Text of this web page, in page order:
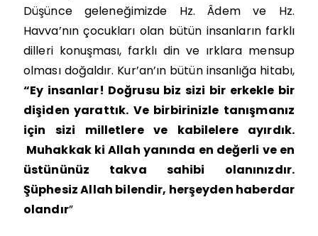
Düşünce geleneğimizde Hz. Âdem ve Hz.
Havva’nın çocukları olan bütün insanların farklı
dilleri konuşması, farklı din ve ırklara mensup
olması doğaldır. Kur’an’ın bütün insanlığa hitabı,
“Ey insanlar! Doğrusu biz sizi bir erkekle bir
dişiden yarattık. Ve birbirinizle tanışmanız
için sizi milletlere ve kabilelere ayırdık.
Muhakkak ki Allah yanında en değerli ve en
üstününüz takva sahibi olanınızdır.
Şüphesiz Allah bilendir, herşeyden haberdar
olandır”